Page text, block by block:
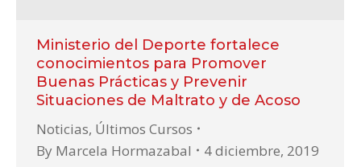
Ministerio del Deporte fortalece
conocimientos para Promover
Buenas Prácticas y Prevenir
Situaciones de Maltrato y de Acoso
Noticias, Últimos Cursos
By Marcela Hormazabal
4 diciembre, 2019